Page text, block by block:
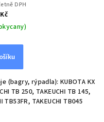
DPH
(bagry, rýpadla): KUBOTA KX
TB 250, TAKEUCHI TB 145,
TB53FR, TAKEUCHI TB045